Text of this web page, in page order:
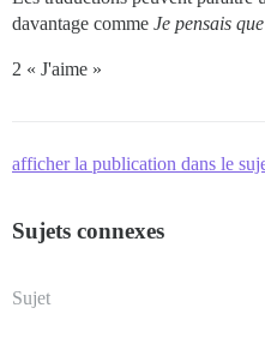
davantage comme Je pensais
2 « J'aime »
afficher la publication dans le
Sujets connexes
Sujet